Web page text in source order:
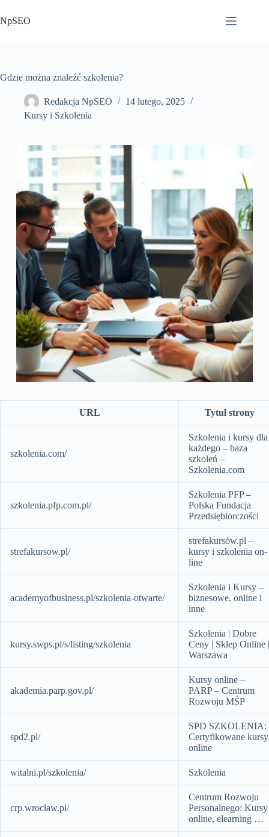
do
treści
NpSEO
Gdzie można znaleźć szkolenia?
Redakcja NpSEO
14 lutego, 2025
Kursy i Szkolenia
URL Tytuł strony
szkolenia.com/
Szkolenia i kursy dla
każdego – baza
szkoleń –
Szkolenia.com
szkolenia.pfp.com.pl/
Szkolenia PFP –
Polska Fundacja
Przedsiębiorczości
strefakursow.pl/
strefakursów.pl –
kursy i szkolenia on-
line
academyofbusiness.pl/szkolenia-otwarte/
Szkolenia i Kursy –
biznesowe, online i
inne
kursy.swps.pl/s/listing/szkolenia
Szkolenia | Dobre
Ceny | Sklep Online |
Warszawa
akademia.parp.gov.pl/
Kursy online –
PARP – Centrum
Rozwoju MŚP
spd2.pl/
SPD SZKOLENIA:
Certyfikowane kursy
online
witalni.pl/szkolenia/ Szkolenia
crp.wroclaw.pl/
Centrum Rozwoju
Personalnego: Kursy
online, elearning …